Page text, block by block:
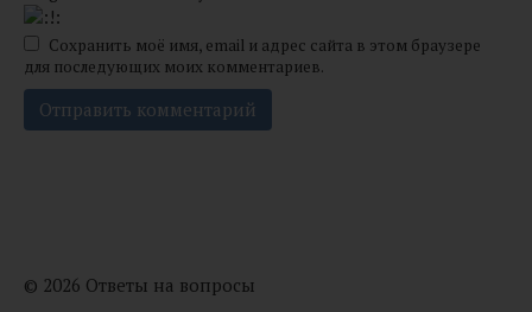
Сохранить моё имя, email и адрес сайта в этом браузере
для последующих моих комментариев.
© 2026 Ответы на вопросы